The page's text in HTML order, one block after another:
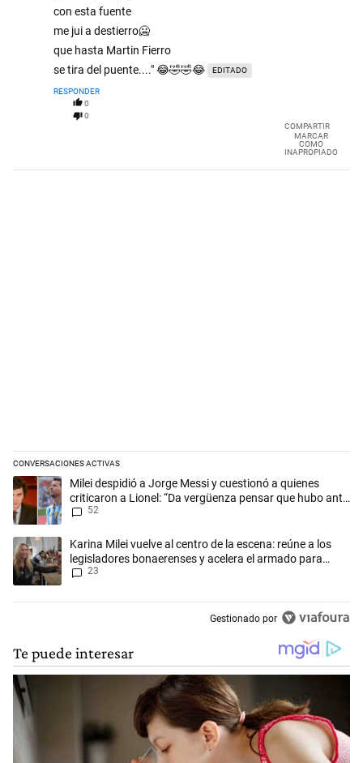
con esta fuente
me jui a destierro🥶
que hasta Martin Fierro
se tira del puente...." 😂🤣🤣😂
EDITADO
RESPONDER
0
0
COMPARTIR
MARCAR
COMO
INAPROPIADO
CONVERSACIONES ACTIVAS
Este listado muestra los artículos con más comentarios en los
Un artículo de tendencia con el título "Milei despidió a Jorge Messi y
Milei despidió a Jorge Messi y cuestionó a quienes
criticaron a Lionel: “Da vergüenza pensar que hubo anti-
Messi”
52
Un artículo de tendencia con el título "Karina Milei vuelve al centro de
Karina Milei vuelve al centro de la escena: reúne a los
legisladores bonaerenses y acelera el armado para
2027
23
Gestionado por